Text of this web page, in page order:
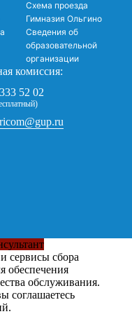
Схема проезда
Гимназия Ольгино
Сведения об
образовательной
организации
комиссия:
52 02
сервисы сбора
обеспечения
обслуживания.
соглашаетесь